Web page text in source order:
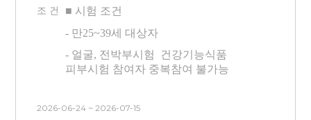
시술 시 통증이 더 있으실 수 있습니다.
초상권이 포함되어있는 시험입니다
(모집 시 셀카 보내주셔야 합니다 /
내용에 B&A조건 확인 필수
조 건
■ 시험 조건
- 만25~39세 대상자
- 얼굴, 전박부시험 건강기능식품
피부시험 참여자 중복참여 불가능
- 평소 프락셀 시술 이해도가
2026-06-24 ~ 2026-07-15